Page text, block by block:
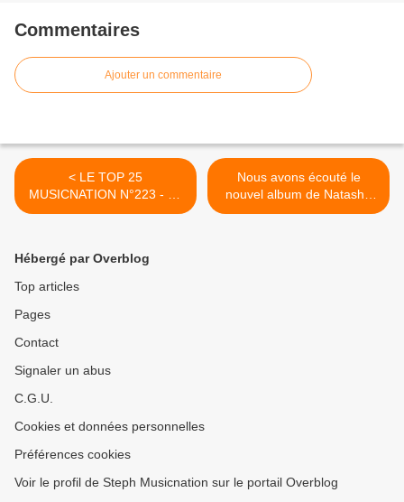
Commentaires
Ajouter un commentaire
< LE TOP 25
MUSICNATION N°223 - 15
SEPTEMBRE 2019
Nous avons écouté le
nouvel album de Natasha
Bedingfield ! >
Hébergé par Overblog
Top articles
Pages
Contact
Signaler un abus
C.G.U.
Cookies et données personnelles
Préférences cookies
Voir le profil de Steph Musicnation sur le portail Overblog